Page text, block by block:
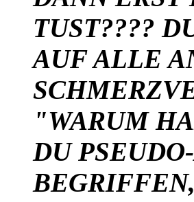
TUST????
AUF ALLE
"WARUM
DU